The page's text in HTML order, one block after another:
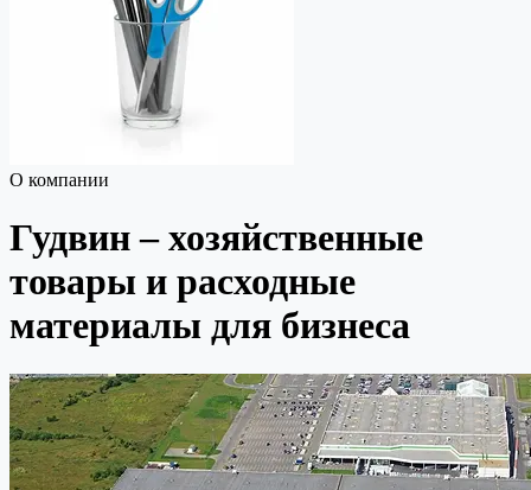
О компании
Гудвин – хозяйственные
товары и расходные
материалы для бизнеса